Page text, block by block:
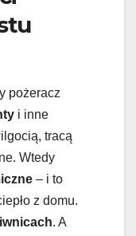
pożeracz
i inne
tracą
Wtedy
– i to
z domu.
. A